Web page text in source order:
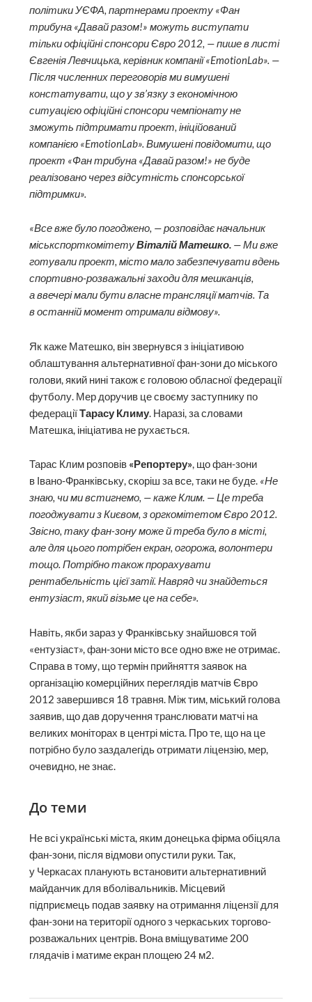
політики УЄФА, партнерами проекту «Фан
трибуна «Давай разом!» можуть виступати
тільки офіційні спонсори Євро 2012, — пише в листі
Євгенія Левчицька, керівник компанії «EmotionLab». —
Після численних переговорів ми вимушені
констатувати, що у зв’язку з економічною
ситуацією офіційні спонсори чемпіонату не
зможуть підтримати проект, ініційований
компанією «EmotionLab». Вимушені повідомити, що
проект «Фан трибуна «Давай разом!» не буде
реалізовано через відсутність спонсорської
підтримки».
«Все вже було погоджено, — розповідає начальник
міськспорткомітетуВіталій Матешко. — Ми вже
готували проект, місто мало забезпечувати вдень
спортивно-розважальні заходи для мешканців,
а ввечері мали бути власне трансляції матчів. Та
в останній момент отримали відмову».
Як каже Матешко, він звернувся з ініціативою
облаштування альтернативної фан-зони до міського
голови, який нині також є головою обласної федерації
футболу. Мер доручив це своєму заступнику по
федераціїТарасу Климу. Наразі, за словами
Матешка, ініціатива не рухається.
Тарас Клим розповів «Репортеру», що фан-зони
в Івано-Франківську, скоріш за все, таки не буде. «Не
знаю, чи ми встигнемо, — каже Клим. — Це треба
погоджувати з Києвом, з оргкомітетом Євро 2012.
Звісно, таку фан-зону може й треба було в місті,
але для цього потрібен екран, огорожа, волонтери
тощо. Потрібно також прорахувати
рентабельність цієї затії. Навряд чи знайдеться
ентузіаст, який візьме це на себе».
Навіть, якби зараз у Франківську знайшовся той
«ентузіаст», фан-зони місто все одно вже не отримає.
Справа в тому, що термін прийняття заявок на
організацію комерційних переглядів матчів Євро
2012 завершився 18 травня. Між тим, міський голова
заявив, що дав доручення транслювати матчі на
великих моніторах в центрі міста. Про те, що на це
потрібно було заздалегідь отримати ліцензію, мер,
очевидно, не знає.
До теми
Не всі українські міста, яким донецька фірма обіцяла
фан-зони, після відмови опустили руки. Так,
у Черкасах планують встановити альтернативний
майданчик для вболівальників. Місцевий
підприємець подав заявку на отримання ліцензії для
фан-зони на території одного з черкаських торгово-
розважальних центрів. Вона вміщуватиме 200
глядачів і матиме екран площею 24 м2.